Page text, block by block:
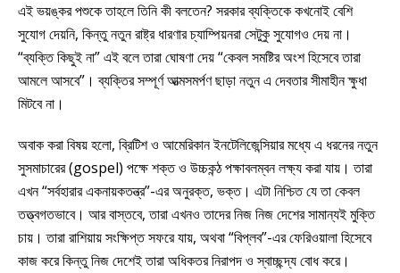
এই ভয়ঙ্কর পশুকে তাহলে তিনি কী বলতেন? সরকার ব্যক্তিকে কখনোই বেশি
সুযোগ দেয়নি, কিন্তু নতুন রাষ্ট্র ধারণার চ্যাম্পিয়নরা সেটুকু সুযোগও দেয় না।
“ব্যক্তি কিছুই না” এই বলে তারা ঘোষণা দেয় “কেবল সমষ্টির অংশ হিসেবে তারা
আমলে আসবে”। ব্যক্তির সম্পূর্ণ আত্মসমর্পণ ছাড়া নতুন এ দেবতার সীমাহীন ক্ষুধা
মিটবে না।
অবাক করা বিষয় হলো, ব্রিটিশ ও আমেরিকান ইনটেলিজেন্সিয়ার মধ্যে এ ধরনের নতুন
সুসমাচারের (gospel) পক্ষে শক্ত ও উচ্চকন্ঠ পক্ষাবলম্বন লক্ষ্য করা যায়। তারা
এখন “সর্বহারার একনায়কতন্ত্র”-এর অনুরক্ত, ভক্ত। এটা নিশ্চিত যে তা কেবল
তত্ত্বগতভাবে। আর বাস্তবে, তারা এখনও তাদের নিজ নিজ দেশের সামান্যই মুক্তি
চায়। তারা রাশিয়ায় সংক্ষিপ্ত সফরে যায়, অথবা “বিপ্লব”-এর ফেরিওয়ালা হিসেবে
কাজ করে কিন্তু নিজ দেশেই তারা অধিকতর নিরাপদ ও স্বাচ্ছন্দ্য বোধ করে।